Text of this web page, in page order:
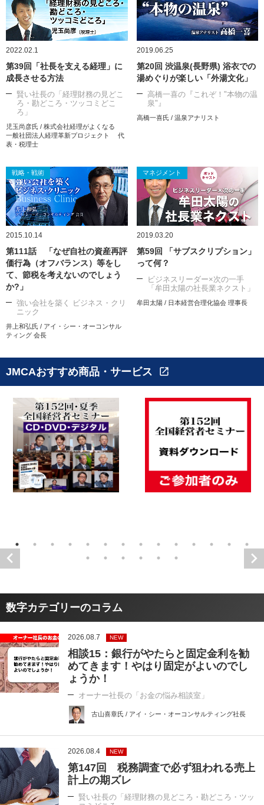
2022.02.1
第39回「社長を支える経理」に
成長させる方法
賢い社長の「経理財務の見どこ
ろ・勘どころ・ツッコミどこ
ろ」
児玉尚彦氏 / 株式会社経理がよくなる
一般社団法人経理革新プロジェクト 代
表・税理士
2019.06.25
第20回 渋温泉(長野県) 浴衣での
湯めぐりが楽しい「外湯文化」
高橋一喜の『これぞ！"本物の温
泉"』
高橋一喜氏 / 温泉アナリスト
戦略・戦術
2015.10.14
第111話 「なぜ自社の資産再評
価行為（オフバランス）等をし
て、節税を考えないのでしょう
か?」
強い会社を築く ビジネス・クリ
ニック
井上和弘氏 / アイ・シー・オーコンサル
ティング 会長
マネジメント
2019.03.20
第59回 「サブスクリプション」
って何？
ビジネスリーダー×次の一手
「牟田太陽の社長業ネクスト」
牟田太陽 / 日本経営合理化協会 理事長
JMCAおすすめ商品・サービス open_in_new
数字カテゴリーのコラム
2026.08.7 NEW
相談15：銀行がやたらと固定金利を勧
めてきます！やはり固定がよいのでし
ょうか！
オーナー社長の「お金の悩み相談室」
古山喜章氏 / アイ・シー・オーコンサルティング社長
2026.08.4 NEW
第147回 税務調査で必ず狙われる売上
計上の期ズレ
賢い社長の「経理財務の見どころ・勘どころ・ツッ